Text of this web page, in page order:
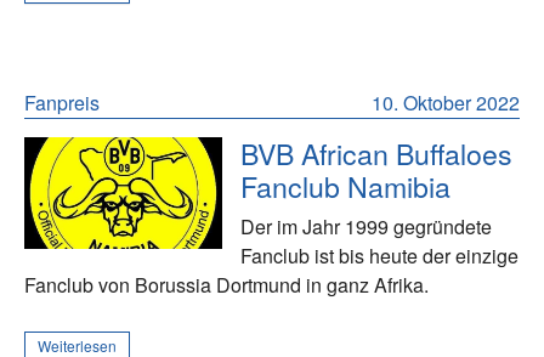
10. Oktober 2022
Fanpreis
BVB African Buffaloes
Fanclub Namibia
Der im Jahr 1999 gegründete
Fanclub ist bis heute der einzige
Fanclub von Borussia Dortmund in ganz Afrika.
Weiterlesen